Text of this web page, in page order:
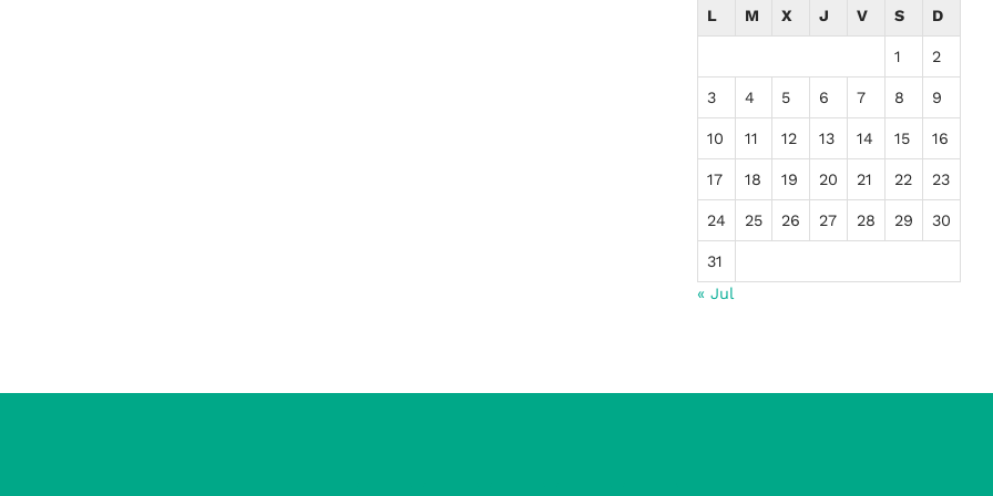
L M X J V S D
1 2
3 4 5 6 7 8 9
10 11 12 13 14 15 16
17 18 19 20 21 22 23
24 25 26 27 28 29 30
31
« Jul